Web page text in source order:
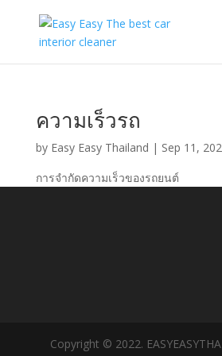
ความเร็วรถ
by Easy Easy Thailand | Sep 11,
การจำกัดความเร็วของรถยนต์
Copyright © 2022.